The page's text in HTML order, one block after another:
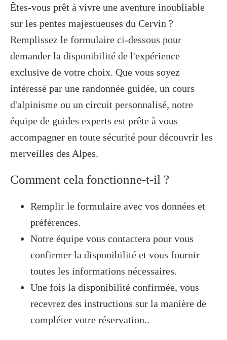
Êtes-vous prêt à vivre une aventure inoubliable
sur les pentes majestueuses du Cervin ?
Remplissez le formulaire ci-dessous pour
demander la disponibilité de l'expérience
exclusive de votre choix. Que vous soyez
intéressé par une randonnée guidée, un cours
d'alpinisme ou un circuit personnalisé, notre
équipe de guides experts est prête à vous
accompagner en toute sécurité pour découvrir les
merveilles des Alpes.
Comment cela fonctionne-t-il ?
Remplir le formulaire avec vos données et
préférences.
Notre équipe vous contactera pour vous
confirmer la disponibilité et vous fournir
toutes les informations nécessaires.
Une fois la disponibilité confirmée, vous
recevrez des instructions sur la manière de
compléter votre réservation..